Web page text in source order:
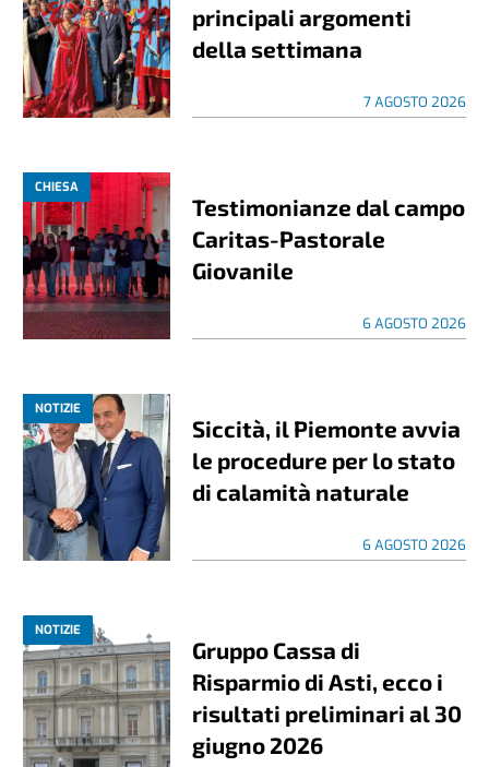
principali argomenti
della settimana
7 AGOSTO 2026
CHIESA
Testimonianze dal campo
Caritas-Pastorale
Giovanile
6 AGOSTO 2026
NOTIZIE
Siccità, il Piemonte avvia
le procedure per lo stato
di calamità naturale
6 AGOSTO 2026
NOTIZIE
Gruppo Cassa di
Risparmio di Asti, ecco i
risultati preliminari al 30
giugno 2026